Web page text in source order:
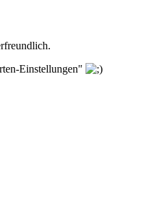
Einstellungen"